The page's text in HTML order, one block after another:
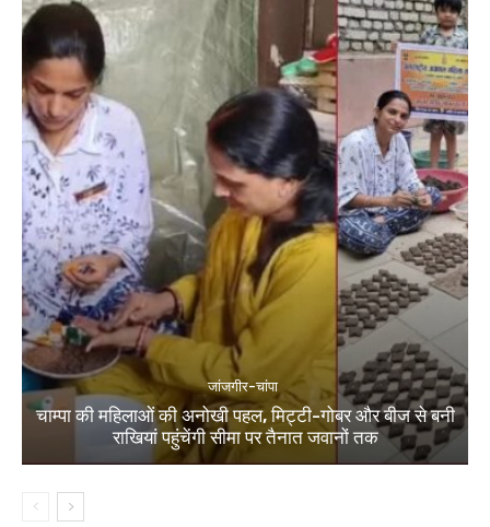
जांजगीर-चांपा
चाम्पा की महिलाओं की अनोखी पहल, मिट्टी-गोबर और बीज से बनी
राखियां पहुंचेंगी सीमा पर तैनात जवानों तक